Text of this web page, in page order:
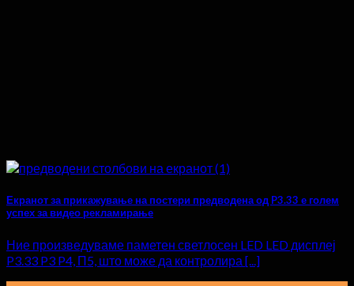
Екранот за прикажување на постери предводена од P3.33 е голем
успех за видео рекламирање
Ние произведуваме паметен светлосен LED LED дисплеј
P3.33 P3 P4, П5, што може да контролира [...]